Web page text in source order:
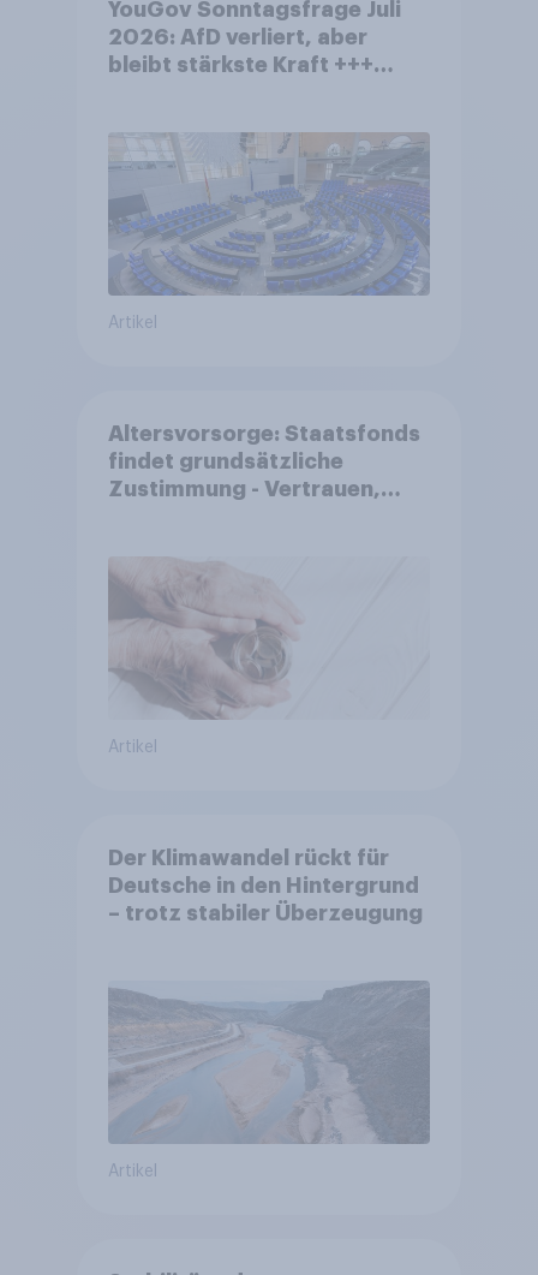
YouGov Sonntagsfrage Juli
2026: AfD verliert, aber
bleibt stärkste Kraft +++
Artikel
Altersvorsorge: Staatsfonds
findet grundsätzliche
Zustimmung - Vertrauen,
Akzeptanz
Artikel
Der Klimawandel rückt für
Deutsche in den Hintergrund
– trotz stabiler Überzeugung
Artikel